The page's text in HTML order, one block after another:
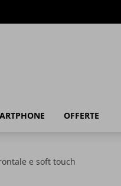
OFFERTE
e soft touch